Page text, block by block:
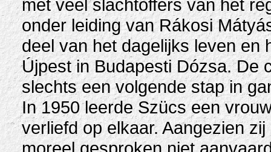
met veel slachtoffers van het
onder leiding van Rákosi
deel van het dagelijks leven en
Újpest in Budapesti Dózsa. De
slechts een volgende stap in
In 1950 leerde Szücs een
verliefd op elkaar. Aangezien